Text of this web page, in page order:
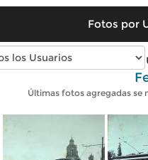
Fotos por
Fotos antiguas de
Últimas fotos agregadas se